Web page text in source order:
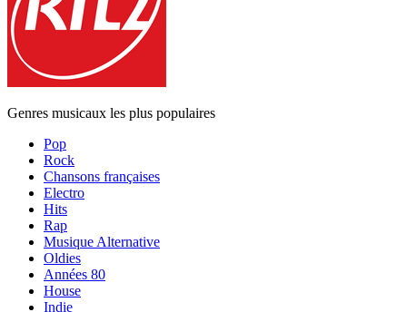
Genres musicaux les plus populaires
Pop
Rock
Chansons françaises
Electro
Hits
Rap
Musique Alternative
Oldies
Années 80
House
Indie